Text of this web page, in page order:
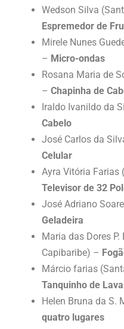
Wedson Silva
Espremedor de
Mirele Nunes
– Micro-ondas
Rosana Maria de
– Chapinha de
Iraldo Ivanildo da
Cabelo
José Carlos da
Celular
Ayra Vitória Farias
Televisor de 32
José Adriano
Geladeira
Maria das Dores
Capibaribe) –
Márcio farias
Tanquinho de
Helen Bruna da S.
quatro lugares